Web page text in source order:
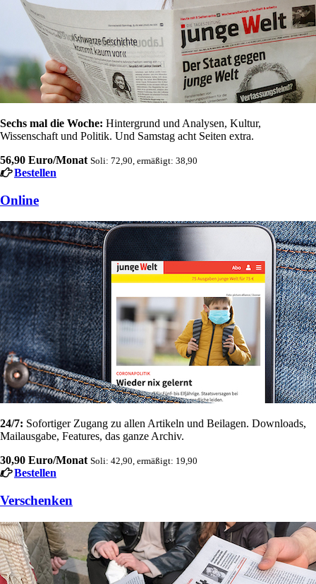
Sechs mal die Woche: Hintergrund und Analysen, Kultur,
Wissenschaft und Politik. Und Samstag acht Seiten extra.
56,90 Euro/Monat Soli: 72,90, ermäßigt: 38,90
Bestellen
Online
24/7: Sofortiger Zugang zu allen Artikeln und Beilagen. Downloads,
Mailausgabe, Features, das ganze Archiv.
30,90 Euro/Monat Soli: 42,90, ermäßigt: 19,90
Bestellen
Verschenken